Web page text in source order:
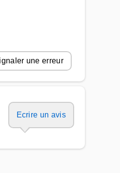
une erreur
Ecrire un avis